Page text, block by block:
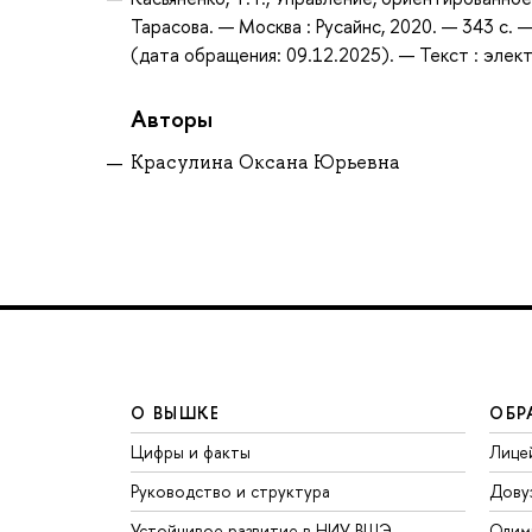
Тарасова. — Москва : Русайнс, 2020. — 343
(дата обращения: 09.12.2025). — Текст :
Авторы
Красулина Оксана Юрьевна
О ВЫШКЕ
Цифры и факты
Руководство и структура